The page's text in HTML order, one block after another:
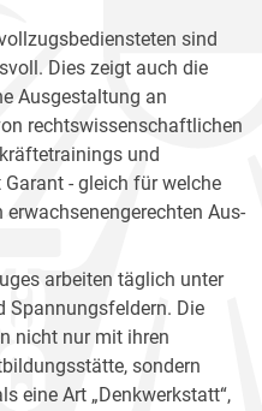
sind
Dies zeigt auch die
Ausgestaltung an
rechtswissenschaftlichen
und
- gleich für welche
Aus-
arbeiten täglich unter
Spannungsfeldern. Die
nicht nur mit ihren
sondern
eine Art „Denkwerkstatt“,